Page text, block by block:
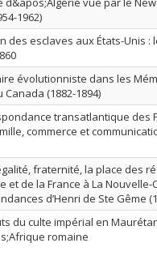
1962)
des esclaves aux États-Unis :
évolutionniste dans les
(1882-1894)
transatlantique des
commerce et
fraternité, la place des
et de la France à La
d’Henri de Ste Gême
du culte impérial en
romaine